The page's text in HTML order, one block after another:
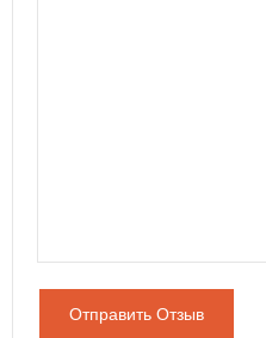
Отправить Отзыв